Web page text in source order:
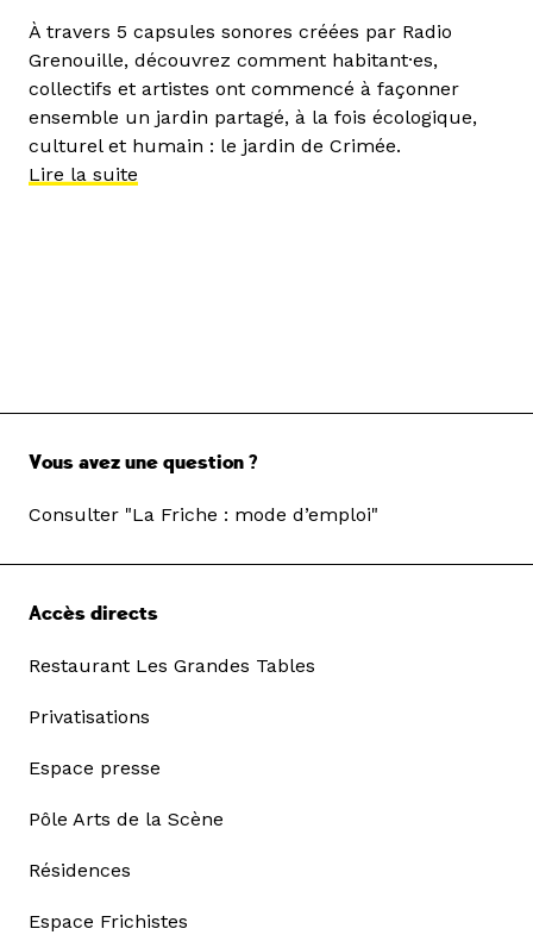
À travers 5 capsules sonores créées par Radio
Grenouille, découvrez comment habitant·es,
collectifs et artistes ont commencé à façonner
ensemble un jardin partagé, à la fois écologique,
culturel et humain : le jardin de Crimée.
Lire la suite
Vous avez une question ?
Consulter "La Friche : mode d’emploi"
Accès directs
Restaurant Les Grandes Tables
Privatisations
Espace presse
Pôle Arts de la Scène
Résidences
Espace Frichistes